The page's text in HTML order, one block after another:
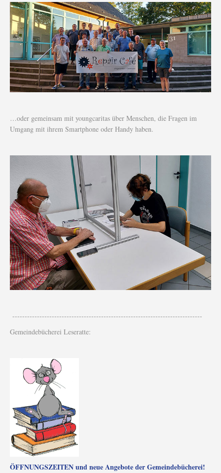
…oder gemeinsam mit youngcaritas über Menschen, die Fragen im
Umgang mit ihrem Smartphone oder Handy haben.
-----------------------------------------------------------------------------
Gemeindebücherei Leseratte:
ÖFFNUNGSZEITEN und neue Angebote der Gemeindebücherei!